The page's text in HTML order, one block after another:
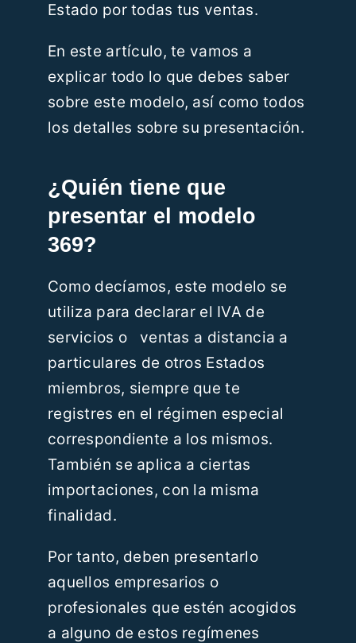
Estado por todas tus ventas.
En este artículo, te vamos a
explicar todo lo que debes saber
sobre este modelo, así como todos
los detalles sobre su presentación.
¿Quién tiene que
presentar el modelo
369?
Como decíamos, este modelo se
utiliza para declarar el IVA de
servicios o ventas a distancia a
particulares de otros Estados
miembros, siempre que te
registres en el régimen especial
correspondiente a los mismos.
También se aplica a ciertas
importaciones, con la misma
finalidad.
Por tanto, deben presentarlo
aquellos empresarios o
profesionales que estén acogidos
a alguno de estos regímenes